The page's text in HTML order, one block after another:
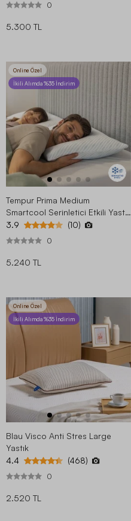
0
5.300 TL
Online Özel
İkili Alımda %35 İndirim
Tempur Prima Medium
Smartcool Serinletici Etkili Yastık
60x50 cm
3.9 (10)
0
5.240 TL
Online Özel
İkili Alımda %35 İndirim
Blau Visco Anti Stres Large
Yastık
4.4
(468)
0
2.520 TL